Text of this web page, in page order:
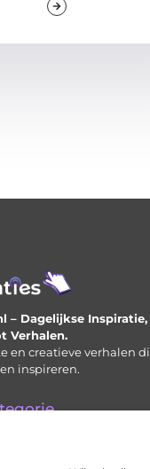
– Dagelijkse Inspiratie,
Verhalen.
en creatieve verhalen
inspireren.